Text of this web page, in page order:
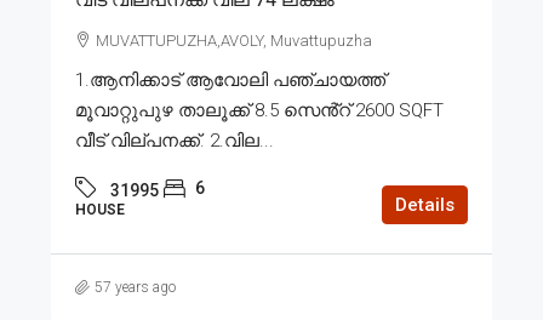
MUVATTUPUZHA,AVOLY, Muvattupuzha
1.ആനിക്കാട് ആവോലി പഞ്ചായത്ത്
മൂവാറ്റുപുഴ താലൂക്ക് 8.5 സെൻ്റ് 2600 SQFT
വീട് വില്പനക്ക്. 2.വില...
31995 6
HOUSE Details
57 years ago